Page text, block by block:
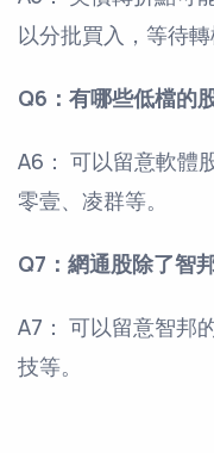
以分批買入，等待轉
Q6：有哪些低檔的
A6： 可以留意軟體
零壹、凌群等。
Q7：網通股除了智
A7： 可以留意智邦
技等。